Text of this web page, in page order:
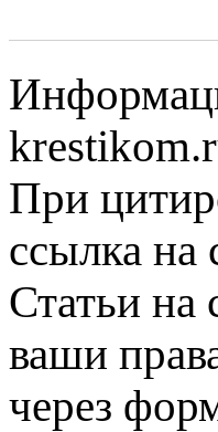
При
ссылка на
Статьи на
ваши
через